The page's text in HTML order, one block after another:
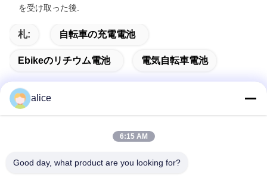
を受け取った後.
札: 自転車の充電電池
Ebikeのリチウム電池 電気自転車電池
クイックコンタクト
アドレス
alice
6:15 AM
Good day, what product are you looking for?